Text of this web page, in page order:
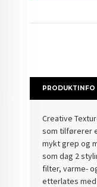
PRODUKTINFO
Creative
som tilførerer
mykt grep og
som dag 2
filter, varme-
etterlates